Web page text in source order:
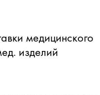
медицинского
изделий